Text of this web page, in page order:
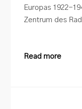
Europas 1922-
Zentrum des
Read more